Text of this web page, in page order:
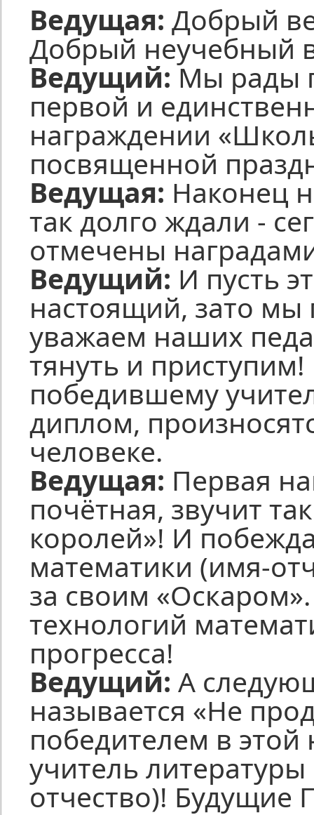
Ведущая: Добрый
Добрый неучебный
Ведущий:Мы рады
первой и
награждении
посвященной
Ведущая: Наконец
так долго ждали -
отмечены
Ведущий: И пусть
настоящий, зато
уважаем наших
тянуть и
победившему
диплом,
человеке.
Ведущая: Первая
почётная, звучит
королей»! И
математики (имя-
за своим
технологий
прогресса!
Ведущий: А
называется «Не
победителем в
учитель
отчество)!